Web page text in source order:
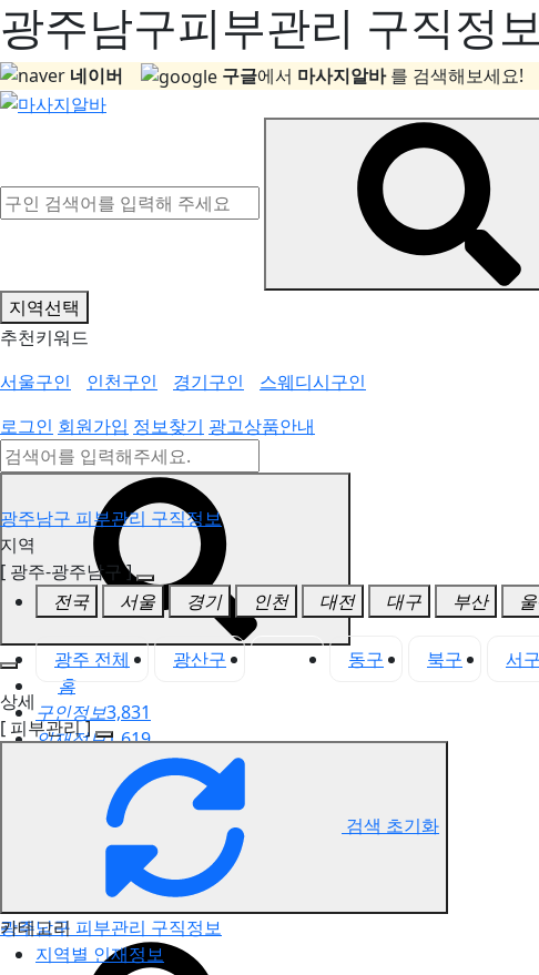
광주남구피부관리 구직정
네이버 구글에서 마사지알바를 검색해보세요!
지역선택
추천키워드
서울구인
인천구인 경기구인
스웨디시구인
로그인 회원가입 정보찾기 광고상품안내
홈
구인정보3,831
인재정보1,619
고객센터
전국업체정보
마사지가이드
업체 서비스 관리
광주남구 피부관리 구직정보
광주남구 피부관리 구직정보
지역
[ 광주-광주남구 ]
전국
서울 경기 인천 대전 대구 부산
광주 전체 광산구 동구 북구
서구
상세
[ 피부관리 ]
검색 초기화
카테고리
지역별 인재정보